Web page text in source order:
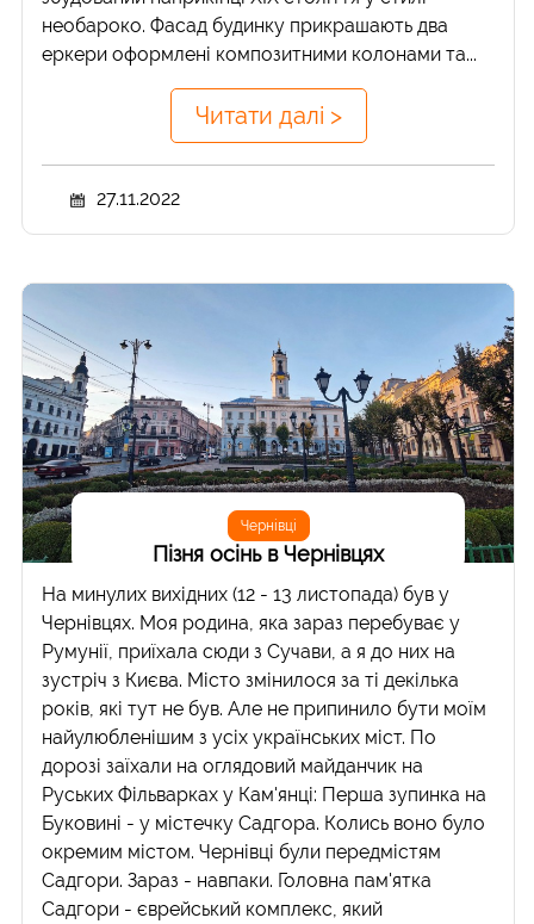
необароко. Фасад будинку прикрашають два
еркери оформлені композитними колонами та...
Читати далі >
27.11.2022
Чернівці
Пізня осінь в Чернівцях
На минулих вихідних (12 - 13 листопада) був у
Чернівцях. Моя родина, яка зараз перебуває у
Румунії, приїхала сюди з Сучави, а я до них на
зустріч з Києва. Місто змінилося за ті декілька
років, які тут не був. Але не припинило бути моїм
найулюбленішим з усіх українських міст. По
дорозі заїхали на оглядовий майданчик на
Руських Фільварках у Кам'янці: Перша зупинка на
Буковині - у містечку Садгора. Колись воно було
окремим містом. Чернівці були передмістям
Садгори. Зараз - навпаки. Головна пам'ятка
Садгори - єврейський комплекс, який